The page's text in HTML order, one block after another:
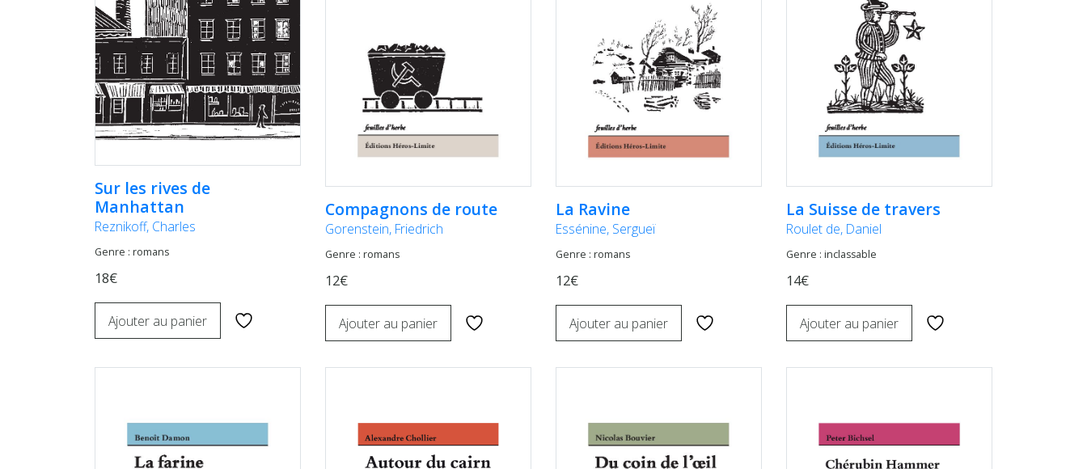
Sur les rives de
Manhattan
Reznikoff, Charles
Genre : romans
18€
Ajouter au panier
Compagnons de route
Gorenstein, Friedrich
Genre : romans
12€
Ajouter au panier
La Ravine
Essénine, Sergueï
Genre : romans
12€
Ajouter au panier
La Suisse de travers
Roulet de, Daniel
Genre : inclassable
14€
Ajouter au panier